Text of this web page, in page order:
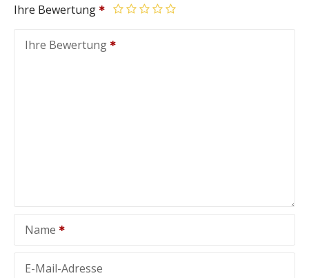
Ihre Bewertung
Ihre Bewertung
Name
E-Mail-Adresse